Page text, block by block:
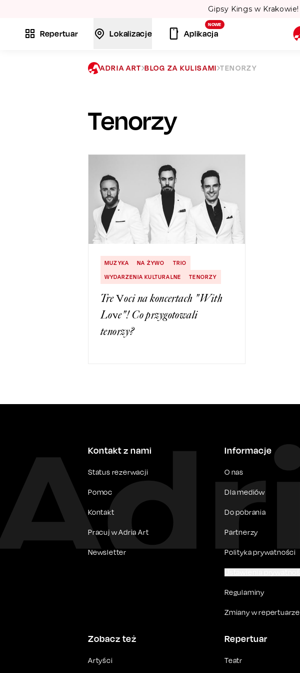
Repertuar Lokalizacje
NOWE
Aplikacja
ADRIA ART BLOG ZA KULISAMI TENORZY
Tenorzy
MUZYKA NA ŻYWO
TRIO
WYDARZENIA KULTURALNE
TENORZY
Tre Voci na koncertach "With
Love"! Co przygotowali
tenorzy?
Kontakt z nami
Status rezerwacji
Pomoc
Kontakt
Pracuj w Adria Art
Newsletter
Informacje
O nas
Dla mediów
Do pobrania
Partnerzy
Polityka prywatności
Regulaminy
Zmiany w repertuarze
Zobacz też
Artyści
Repertuar
Teatr